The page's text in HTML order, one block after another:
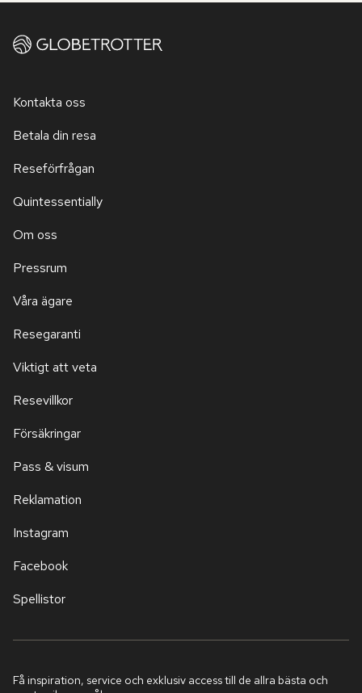
Kontakta oss
Betala din resa
Reseförfrågan
Quintessentially
Om oss
Pressrum
Våra ägare
Resegaranti
Viktigt att veta
Resevillkor
Försäkringar
Pass & visum
Reklamation
Instagram
Facebook
Spellistor
Få inspiration, service och exklusiv access till de allra bästa och